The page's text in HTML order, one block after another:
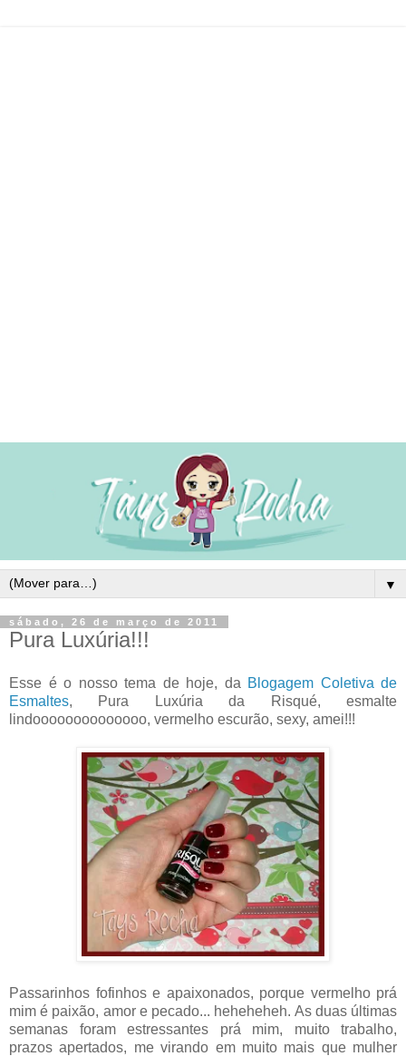
▼
sábado, 26 de março de 2011
Pura Luxúria!!!
Esse é o nosso tema de hoje, da Blogagem Coletiva de
Esmaltes, Pura Luxúria da Risqué, esmalte
lindoooooooooooooo, vermelho escurão, sexy, amei!!!
Passarinhos fofinhos e apaixonados, porque vermelho prá
mim é paixão, amor e pecado... heheheheh. As duas últimas
semanas foram estressantes prá mim, muito trabalho,
prazos apertados, me virando em muito mais que mulher